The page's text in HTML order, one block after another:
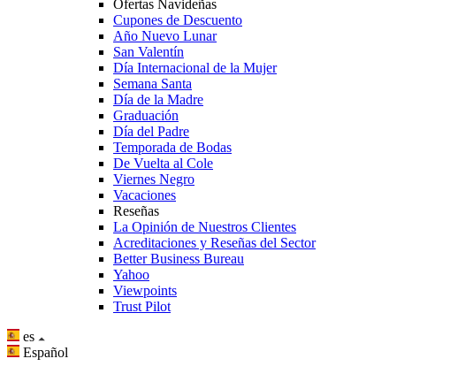
Ofertas Navideñas
Cupones de Descuento
Año Nuevo Lunar
San Valentín
Día Internacional de la Mujer
Semana Santa
Día de la Madre
Graduación
Día del Padre
Temporada de Bodas
De Vuelta al Cole
Viernes Negro
Vacaciones
Reseñas
La Opinión de Nuestros Clientes
Acreditaciones y Reseñas del Sector
Better Business Bureau
Yahoo
Viewpoints
Trust Pilot
es
Español